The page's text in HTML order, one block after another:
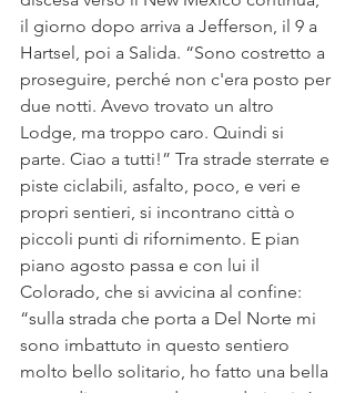
il giorno dopo arriva a Jefferson, il 9 a
Hartsel, poi a Salida. “Sono costretto a
proseguire, perché non c'era posto per
due notti. Avevo trovato un altro
Lodge, ma troppo caro. Quindi si
parte. Ciao a tutti!” Tra strade sterrate e
piste ciclabili, asfalto, poco, e veri e
propri sentieri, si incontrano città o
piccoli punti di rifornimento. E pian
piano agosto passa e con lui il
Colorado, che si avvicina al confine:
“sulla strada che porta a Del Norte mi
sono imbattuto in questo sentiero
molto bello solitario, ho fatto una bella